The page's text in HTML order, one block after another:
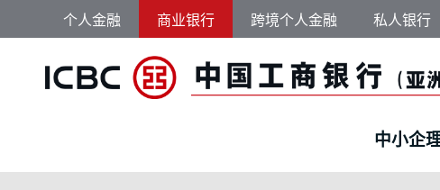
跳转到主要内容
个人金融 商业银行 跨境个人金融 私人银行
中小企